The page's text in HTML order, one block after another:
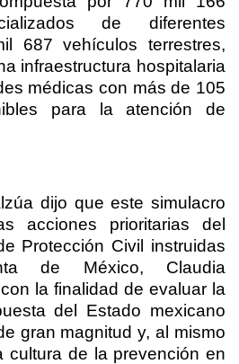
de diferentes
687 vehículos terrestres,
infraestructura hospitalaria
médicas con más de 105
para la atención de
dijo que este simulacro
acciones prioritarias del
Protección Civil instruidas
de México, Claudia
la finalidad de evaluar la
del Estado mexicano
gran magnitud y, al mismo
cultura de la prevención en